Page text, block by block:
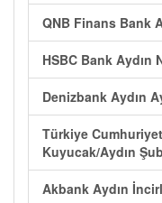
QNB Finans Bank
HSBC Bank Aydın
Denizbank Aydın
Türkiye
Kuyucak/Aydın
Akbank Aydın